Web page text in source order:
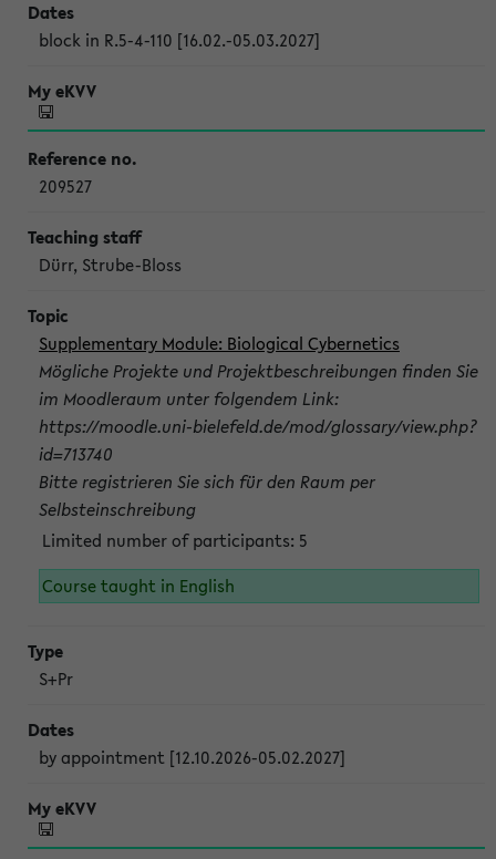
block in R.5-4-110 [16.02.-05.03.2027]
209527
Dürr, Strube-Bloss
Supplementary Module: Biological Cybernetics
Mögliche Projekte und Projektbeschreibungen finden Sie
im Moodleraum unter folgendem Link:
https://moodle.uni-bielefeld.de/mod/glossary/view.php?
id=713740
Bitte registrieren Sie sich für den Raum per
Selbsteinschreibung
Limited number of participants: 5
Course taught in English
S+Pr
by appointment [12.10.2026-05.02.2027]